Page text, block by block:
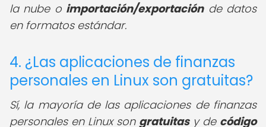
la nube o importación/exportaciónde datos
en formatos estándar.
4. ¿Las aplicaciones de finanzas
personales en Linux son gratuitas?
Sí, la mayoría de las aplicaciones de finanzas
personales en Linux son gratuitasy de código